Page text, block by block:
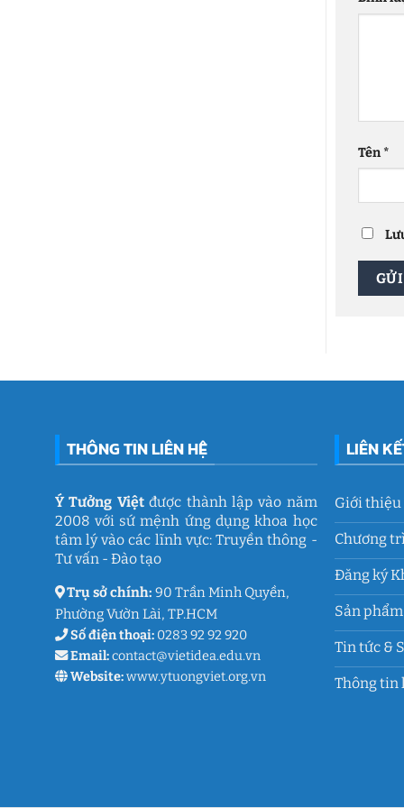
Tên*
THÔNG TIN LIÊN HỆ
Ý Tưởng Việtđược thành lập vào năm
2008 với sứ mệnh ứng dụng khoa học
tâm lý vào các lĩnh vực: Truyền thông -
Tư vấn - Đào tạo
Trụ sở chính: 90 Trần Minh Quyền,
Phường Vườn Lài, TP.HCM
Số điện thoại:0283 92 92 920
Email:contact@vietidea.edu.vn
Website:www.ytuongviet.org.vn
LIÊN
Giới thiệu
Chương
Đăng ký
Sản
Tin tức &
Thông tin